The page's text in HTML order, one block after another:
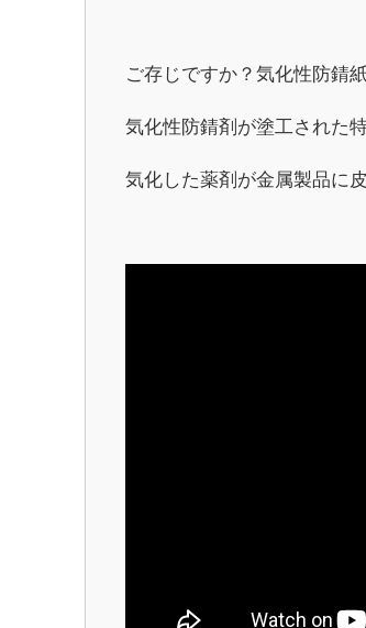
ご存じですか？気化性防錆紙
気化性防錆剤が塗工された特
気化した薬剤が金属製品に